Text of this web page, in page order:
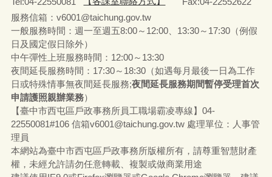
407027臺中市西屯區市政北二路386號（臺中市西屯區聯合辦
公大樓）統一編號:98187423
Tel:04-22550081
【各課室聯絡方式】
Fax:04-22552622
服務信箱：v6001@taichung.gov.tw
一般服務時間：週一至週五8:00～12:00、13:30～17:30（例假
日及國定假日除外）
中午彈性上班服務時間：12:00～13:30
夜間延長服務時間：17:30～18:30（如遇每月最後一日為工作
日或特殊情事無夜間延長服務;夜間延長服務期間暫停受理首次
申請護照親辦業務）
【臺中市西屯區戶政事務所員工職場霸凌專線】04-
22550081#106 信箱v6001@taichung.gov.tw 處理單位：人事管
理員